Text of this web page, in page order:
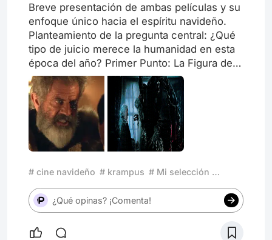
Breve presentación de ambas películas y su
enfoque único hacia el espíritu navideño.
Planteamiento de la pregunta central: ¿Qué
tipo de juicio merece la humanidad en esta
época del año? Primer Punto: La Figura de
Santa Claus y Su Dualidad Fatman: ¿Es
Santa Claus un símbolo de bondad
incondicional o una víctima del egoísmo
humano? Krampus: ¿Es Krampus un reflejo
necesario de las consecuencias de
nuestros actos o simplemente un villano?
¿Qué mensaje impacta más: un castigo
sobrenatural como el de Krampus o la lucha
humana y moral de Fatman para mantener la
fe en la humanidad? Tercer Punto: El Papel
de la Familia y la Sociedad Krampus: La
# cine navideño # krampus # Mi selección para Diciembre
¿Qué opinas? ¡Comenta!